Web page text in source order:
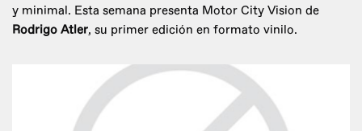
y minimal. Esta semana presenta Motor City Vision de
Rodrigo Atler, su primer edición en formato vinilo.